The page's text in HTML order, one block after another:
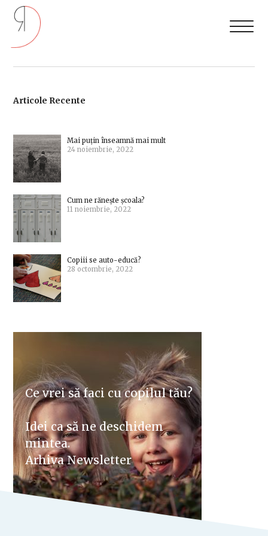
Articole Recente
Mai puțin înseamnă mai mult
24 noiembrie, 2022
Cum ne rănește școala?
11 noiembrie, 2022
Copiii se auto-educă?
28 octombrie, 2022
Ce vrei să faci cu copilul tău?
Idei ca să ne deschidem
mintea.
Arhiva Newsletter